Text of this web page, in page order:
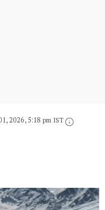
2026, 5:18 pm IST